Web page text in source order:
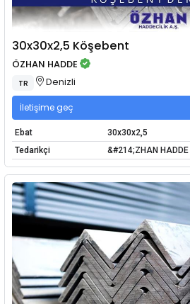
30x30x2,5 Köşebent
ÖZHAN HADDE
TR Denizli
İletişime geç
Ebat
30x30x2,5
Tedarikçi
&#214;ZHAN HADDE